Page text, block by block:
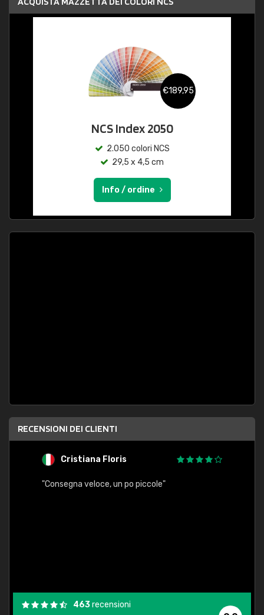
€189,95
NCS Index 2050
2.050 colori NCS
29,5 x 4,5 cm
Info / ordine
RECENSIONI DEI CLIENTI
Cristiana Floris
"Consegna veloce, un po piccole"
463recensioni